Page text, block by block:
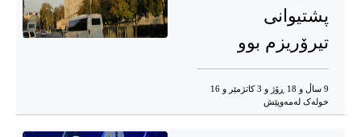
پشتیوانی
تیرۆریزم بوو
9 ساڵ و 18 ڕۆژ و 3 کاتژمێر و 16
خوله‌ک له‌مه‌وپێش‌